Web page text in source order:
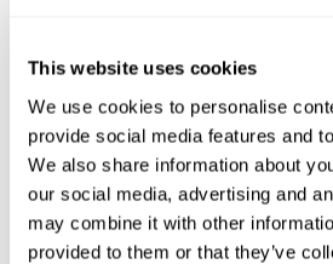
This website uses cookies
We use cookies to personalise
provide social media features and
We also share information about
our social media, advertising and
may combine it with other
provided to them or that they’ve
Detta högpresterande
för generella
bygger på JBC:s mest
Systemet levererar
snabb uppvärmning och
temperaturstabilitet –
livslängden på spetsarna
Läs mer ...